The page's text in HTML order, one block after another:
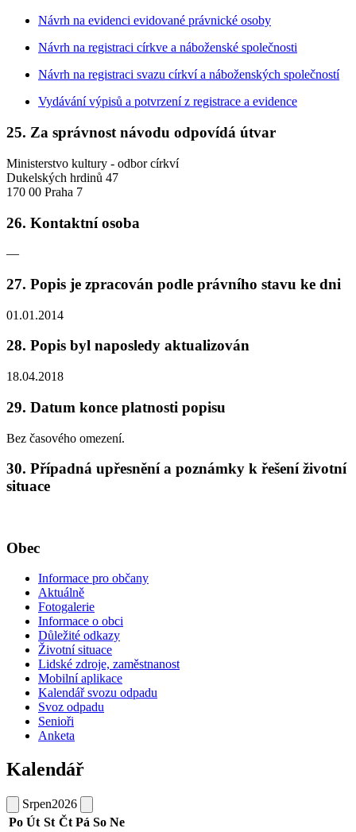
Návrh na evidenci evidované právnické osoby
Návrh na registraci církve a náboženské společnosti
Návrh na registraci svazu církví a náboženských společností
Vydávání výpisů a potvrzení z registrace a evidence
25. Za správnost návodu odpovídá útvar
Ministerstvo kultury - odbor církví
Dukelských hrdinů 47
170 00 Praha 7
26. Kontaktní osoba
—
27. Popis je zpracován podle právního stavu ke dni
01.01.2014
28. Popis byl naposledy aktualizován
18.04.2018
29. Datum konce platnosti popisu
Bez časového omezení.
30. Případná upřesnění a poznámky k řešení životní
situace
Obec
Informace pro občany
Aktuálně
Fotogalerie
Informace o obci
Důležité odkazy
Životní situace
Lidské zdroje, zaměstnanost
Mobilní aplikace
Kalendář svozu odpadu
Svoz odpadu
Senioři
Anketa
Kalendář
Srpen2026
Po Út St Čt Pá So Ne